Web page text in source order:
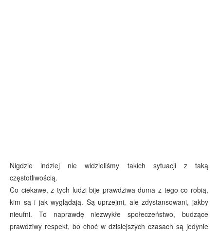
Nigdzie indziej nie widzieliśmy takich sytuacji z taką
częstotliwością.
Co ciekawe, z tych ludzi bije prawdziwa duma z tego co robią,
kim są i jak wyglądają. Są uprzejmi, ale zdystansowani, jakby
nieufni. To naprawdę niezwykłe społeczeństwo, budzące
prawdziwy respekt, bo choć w dzisiejszych czasach są jedynie